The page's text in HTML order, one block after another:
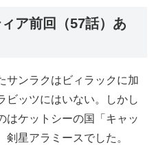
ア前回（57話）あ
サンラクはビィラックに加
ビッツにはいない。しかし
はケットシーの国「キャッ
星アラミースでした。